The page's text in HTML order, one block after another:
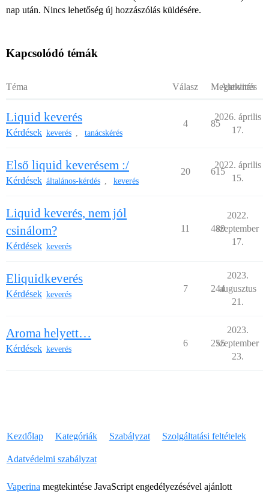
nap után. Nincs lehetőség új hozzászólás küldésére.
Kapcsolódó témák
Téma Válasz Megtekintés
Aktivitás
Liquid keverés
Kérdések keverés , tanácskérés
4 85
2026. április
17.
Első liquid keverésem :/
Kérdések általános-kérdés , keverés
20 615
2022. április
15.
Liquid keverés, nem jól
csinálom?
Kérdések keverés
11 489
2022.
szeptember
17.
Eliquidkeverés
Kérdések keverés
7 244
2023.
augusztus
21.
Aroma helyett…
Kérdések keverés
6 255
2023.
szeptember
23.
Kezdőlap Kategóriák Szabályzat Szolgáltatási feltételek
Adatvédelmi szabályzat
Vaperina megtekintése JavaScript engedélyezésével ajánlott